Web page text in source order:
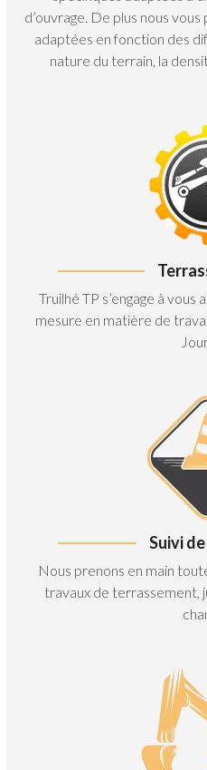
d’ouvrage. De plus nous
adaptées en fonction des
nature du terrain, la
Truilhé TP s’engage à
mesure en matière de
Suivi
Nous prenons en main
travaux de terrassement,